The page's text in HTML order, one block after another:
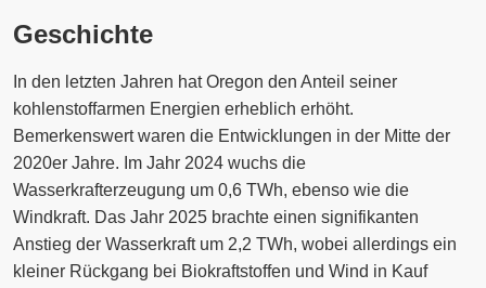
Geschichte
In den letzten Jahren hat Oregon den Anteil seiner
kohlenstoffarmen Energien erheblich erhöht.
Bemerkenswert waren die Entwicklungen in der Mitte der
2020er Jahre. Im Jahr 2024 wuchs die
Wasserkrafterzeugung um 0,6 TWh, ebenso wie die
Windkraft. Das Jahr 2025 brachte einen signifikanten
Anstieg der Wasserkraft um 2,2 TWh, wobei allerdings ein
kleiner Rückgang bei Biokraftstoffen und Wind in Kauf